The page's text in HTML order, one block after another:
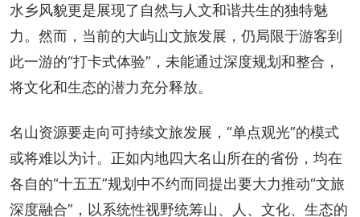
水乡风貌更是展现了自然与人文和谐共生的独特魅
力。然而，当前的大屿山文旅发展，仍局限于游客到
此一游的“打卡式体验”，未能通过深度规划和整合，
将文化和生态的潜力充分释放。
名山资源要走向可持续文旅发展，“单点观光”的模式
或将难以为计。正如内地四大名山所在的省份，均在
各自的“十五五”规划中不约而同提出要大力推动“文旅
深度融合”，以系统性视野统筹山、人、文化、生态的